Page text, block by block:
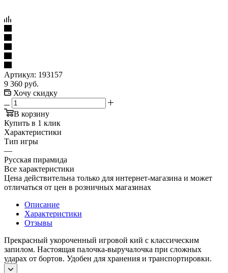
Артикул: 193157
9 360 руб.
Хочу скидку
В корзину
Купить в 1 клик
Характеристики
Тип игры
—
Русская пирамида
Все характеристики
Цена действительна только для интернет-магазина и может
отличаться от цен в розничных магазинах
Описание
Характеристики
Отзывы
Прекрасный укороченный игровой кий с классическим
запилом. Настоящая палочка-выручалочка при сложных
ударах от бортов. Удобен для хранения и транспортировки.